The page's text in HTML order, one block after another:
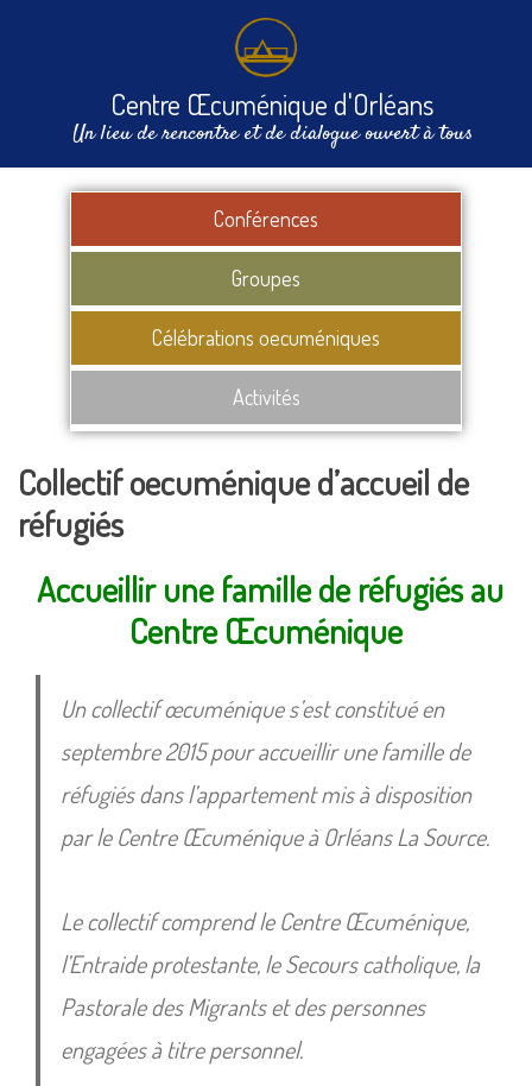
Centre Œcuménique d'Orléans
Un lieu de rencontre et de dialogue ouvert à tous
Conférences
Groupes
Célébrations oecuméniques
Activités
Collectif oecuménique d’accueil de
réfugiés
Accueillir une famille de réfugiés au
Centre Œcuménique
Un collectif œcuménique s’est constitué en
septembre 2015 pour accueillir une famille de
réfugiés dans l’appartement mis à disposition
par le Centre Œcuménique à Orléans La Source.
Le collectif comprendle Centre Œcuménique,
l’Entraide protestante, le Secours catholique, la
Pastorale des Migrantset des personnes
engagées à titre personnel.